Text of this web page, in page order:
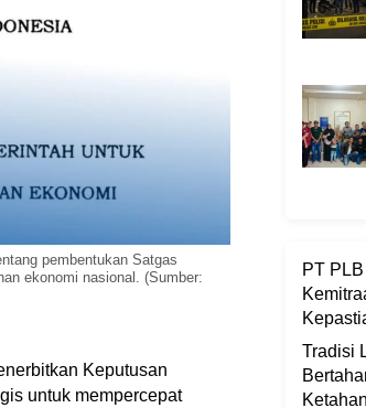
pembentukan Satgas
ekonomi nasional. (Sumber:
Keputusan
untuk mempercepat
PT
Tradisi